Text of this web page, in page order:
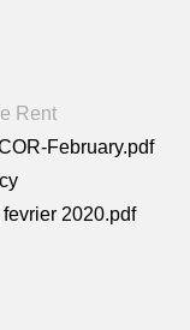
Rent
February.pdf
2020.pdf